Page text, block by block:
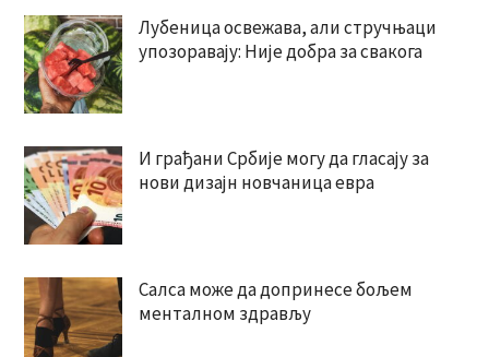
Лубеница освежава, али стручњаци
упозоравају: Није добра за свакога
И грађани Србије могу да гласају за
нови дизајн новчаница евра
Салса може да допринесе бољем
менталном здрављу